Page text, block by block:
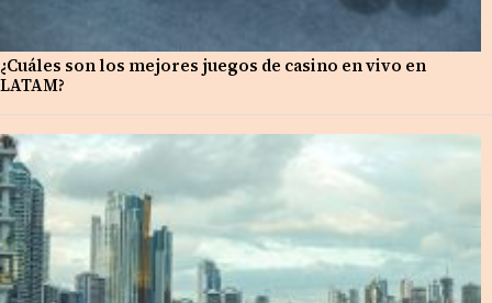
¿Cuáles son los mejores juegos de casino en vivo en
LATAM?